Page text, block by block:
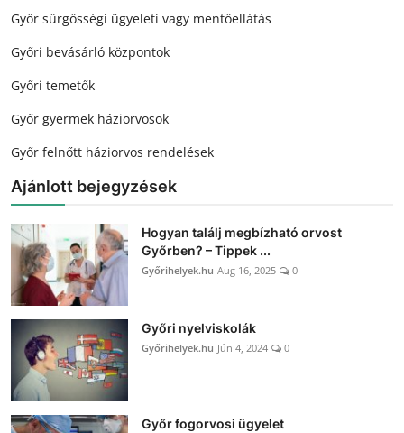
Győr sűrgősségi ügyeleti vagy mentőellátás
Győri bevásárló központok
Győri temetők
Győr gyermek háziorvosok
Győr felnőtt háziorvos rendelések
Ajánlott bejegyzések
Hogyan találj megbízható orvost
Győrben? – Tippek ...
Győrihelyek.hu Aug 16, 2025 0
Győri nyelviskolák
Győrihelyek.hu Jún 4, 2024 0
Győr fogorvosi ügyelet